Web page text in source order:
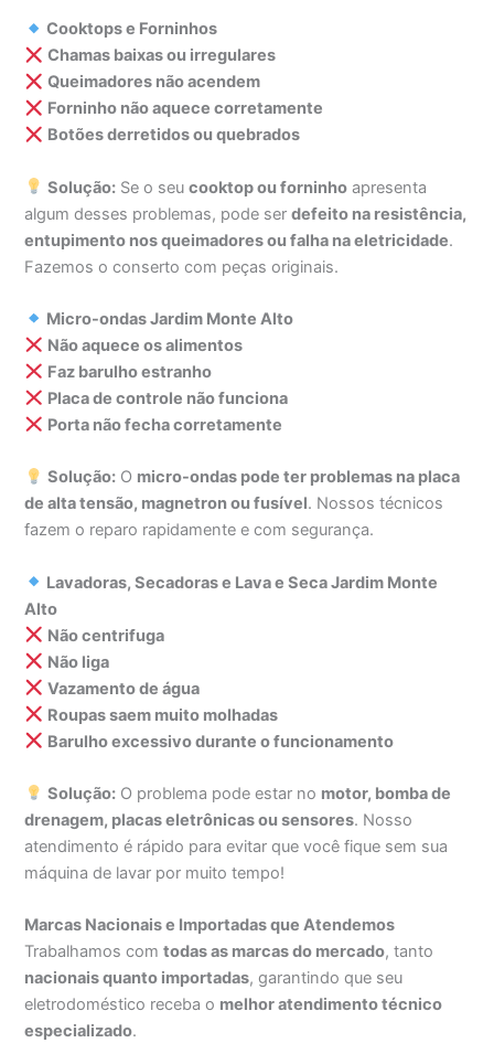
Cooktops e Forninhos
Chamas baixas ou irregulares
Queimadores não acendem
Forninho não aquece corretamente
Botões derretidos ou quebrados
Solução: Se o seucooktop ou forninho apresenta
algum desses problemas, pode serdefeito na resistência,
entupimento nos queimadores ou falha na eletricidade.
Fazemos o conserto com peças originais.
Micro-ondas Jardim Monte Alto
Não aquece os alimentos
Faz barulho estranho
Placa de controle não funciona
Porta não fecha corretamente
Solução: O micro-ondas pode ter problemas na placa
de alta tensão, magnetron ou fusível. Nossos técnicos
fazem o reparo rapidamente e com segurança.
Lavadoras, Secadoras e Lava e Seca Jardim Monte
Alto
Não centrifuga
Não liga
Vazamento de água
Roupas saem muito molhadas
Barulho excessivo durante o funcionamento
Solução: O problema pode estar no motor, bomba de
drenagem, placas eletrônicas ou sensores. Nosso
atendimento é rápido para evitar que você fique sem sua
máquina de lavar por muito tempo!
Marcas Nacionais e Importadas que Atendemos
Trabalhamos comtodas as marcas do mercado, tanto
nacionais quanto importadas, garantindo que seu
eletrodoméstico receba o melhor atendimento técnico
especializado.